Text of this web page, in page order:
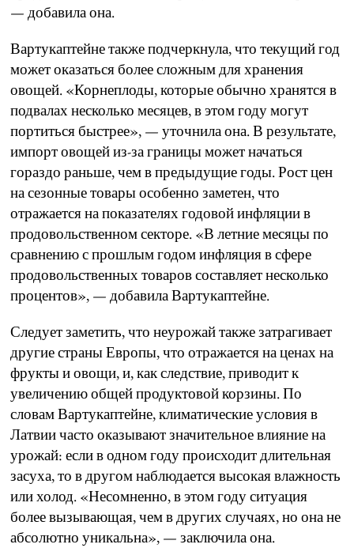
— добавила она.
Вартукаптейне также подчеркнула, что текущий год
может оказаться более сложным для хранения
овощей. «Корнеплоды, которые обычно хранятся в
подвалах несколько месяцев, в этом году могут
портиться быстрее», — уточнила она. В результате,
импорт овощей из-за границы может начаться
гораздо раньше, чем в предыдущие годы. Рост цен
на сезонные товары особенно заметен, что
отражается на показателях годовой инфляции в
продовольственном секторе. «В летние месяцы по
сравнению с прошлым годом инфляция в сфере
продовольственных товаров составляет несколько
процентов», — добавила Вартукаптейне.
Следует заметить, что неурожай также затрагивает
другие страны Европы, что отражается на ценах на
фрукты и овощи, и, как следствие, приводит к
увеличению общей продуктовой корзины. По
словам Вартукаптейне, климатические условия в
Латвии часто оказывают значительное влияние на
урожай: если в одном году происходит длительная
засуха, то в другом наблюдается высокая влажность
или холод. «Несомненно, в этом году ситуация
более вызывающая, чем в других случаях, но она не
абсолютно уникальна», — заключила она.